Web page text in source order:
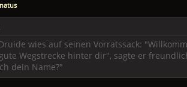
wies auf seinen Vorratssack:
Wegstrecke hinter dir", sagte er
dein Name?"